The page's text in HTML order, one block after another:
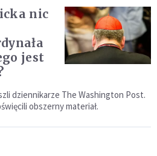
nic
jest
dziennikarze The Washington Post.
obszerny materiał.